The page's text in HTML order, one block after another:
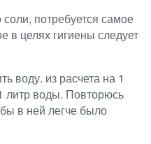
потребуется самое
в целях гигиены следует
воду. из расчета на 1
литр воды. Повторюсь
в ней легче было